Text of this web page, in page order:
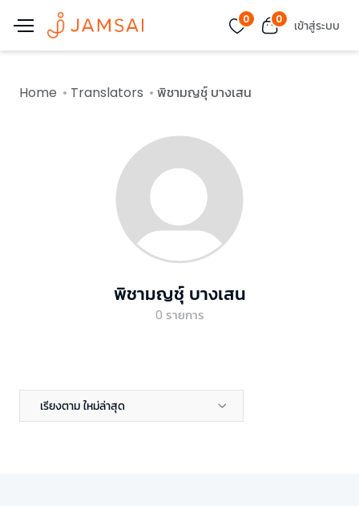
0 0 เข้าสู่ระบบ
Home Translators พิชามญชุ์ บางเสน
พิชามญชุ์ บางเสน
0 รายการ
เรียงตาม ใหม่ล่าสุด